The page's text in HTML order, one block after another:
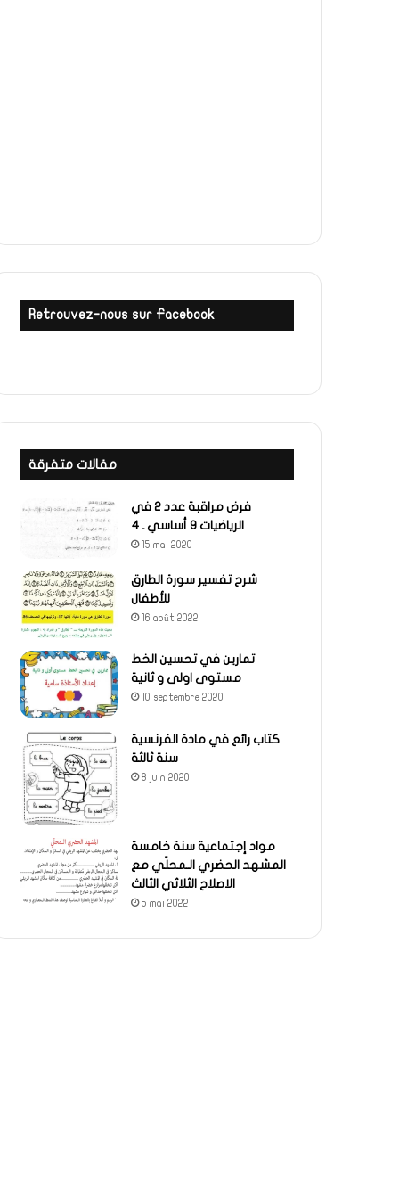
Retrouvez-nous sur Facebook
مقالات متفرقة
فرض مراقبة عدد 2 في
الرياضيات 9 أساسي ـ 4
15 mai 2020
شرح تفسير سورة الطارق
للأطفال
16 août 2022
تمارين في تحسين الخط
مستوى اولى و ثانية
10 septembre 2020
كتاب رائع في مادة الفرنسية
سنة ثالثة
8 juin 2020
مواد إجتماعية سنة خامسة
المشهد الحضري الـمحلّي مع
الاصلاح الثلاثي الثالث
5 mai 2022